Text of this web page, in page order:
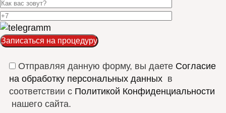
Отправляя данную форму, вы даете Согласие
на обработку персональных данных в
соответствии с Политикой Конфиденциальности
нашего сайта.